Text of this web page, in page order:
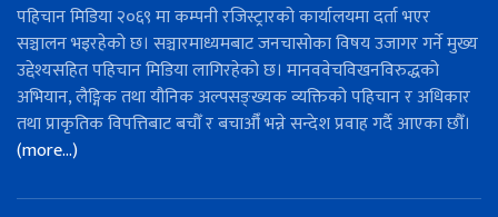
पहिचान मिडिया २०६९ मा कम्पनी रजिस्ट्रारको कार्यालयमा दर्ता भएर
सञ्चालन भइरहेको छ। सञ्चारमाध्यमबाट जनचासोका विषय उजागर गर्ने मुख्य
उद्देश्यसहित पहिचान मिडिया लागिरहेको छ। मानववेचविखनविरुद्धको
अभियान, लैङ्गिक तथा यौनिक अल्पसङ्ख्यक व्यक्तिको पहिचान र अधिकार
तथा प्राकृतिक विपत्तिबाट बचौँ र बचाऔँ भन्ने सन्देश प्रवाह गर्दै आएका छौँ।
(more…)